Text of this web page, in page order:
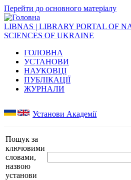
Перейти до основного матеріалу
LIBNAS | LIBRARY PORTAL OF
SCIENCES OF UKRAINE
ГОЛОВНА
УСТАНОВИ
НАУКОВЦІ
ПУБЛІКАЦІЇ
ЖУРНАЛИ
Установи Академії
Пошук за
ключовими
словами,
назвою
установи